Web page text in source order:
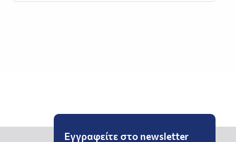
Εγγραφείτε στο newsletter